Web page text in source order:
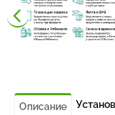
Описание